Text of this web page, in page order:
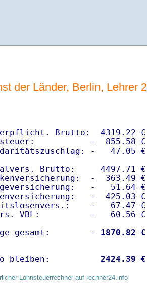
der Länder, Berlin, Lehrer
Brutto:  4319.22 €
-  855.58 €
-   47.05 €
Brutto:     4497.71 €
-  363.49
-   51.64 €
-  425.03 €
-   67.47 €
VBL:          -   60.56
gesamt:        -
1870.82 €
bleiben: 2424.39 €
Lohnsteuerrechner auf rechner24.info